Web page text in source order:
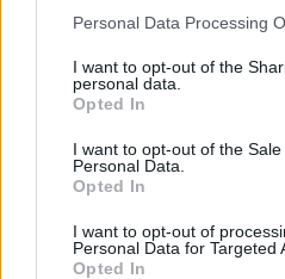
Please note that this website/
not limited to your visit or usage
grant or deny consent to
use your data for below
consent section.
Personal Data Processing
I want to opt-out of the
personal data.
Opted In
I want to opt-out of the
Personal Data.
Opted In
I want to opt-out of
Personal Data for Targeted
Opted In
GERILLA BÁR
Erdélyi
Trió